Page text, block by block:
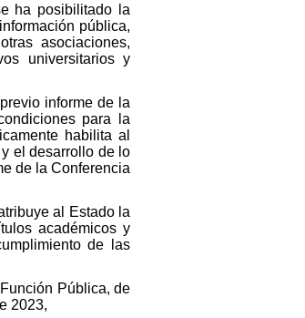
ha posibilitado la
pública,
asociaciones,
universitarios y
informe de la
para la
habilita al
el desarrollo de lo
de la Conferencia
al Estado la
académicos y
de las
Pública, de
2023,